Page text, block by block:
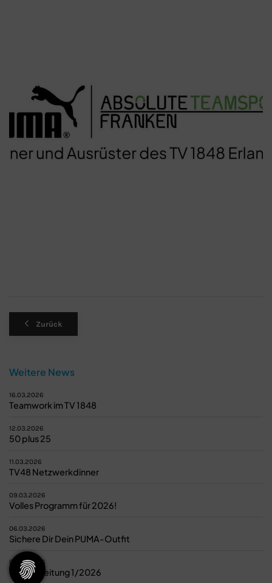
Zurück
Weitere News
16.03.2026
Teamwork im TV 1848
12.03.2026
50 plus 25
11.03.2026
TV48 Netzwerkdinner
09.03.2026
Volles Programm für 2026!
06.03.2026
Sichere Dir Dein PUMA-Outfit
05.03.2026
Vereinszeitung 1/2026